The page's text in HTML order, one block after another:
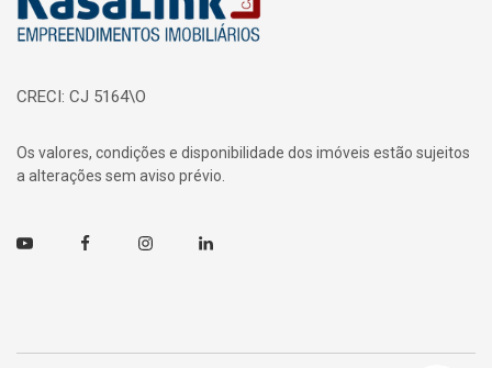
CRECI: CJ 5164\O
Os valores, condições e disponibilidade dos imóveis estão sujeitos
a alterações sem aviso prévio.
Youtube FacebookInstagramLinkedin